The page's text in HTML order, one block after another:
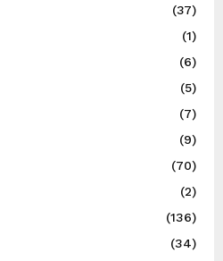
(37)
(1)
(6)
(5)
(7)
(9)
(70)
(2)
(136)
(34)